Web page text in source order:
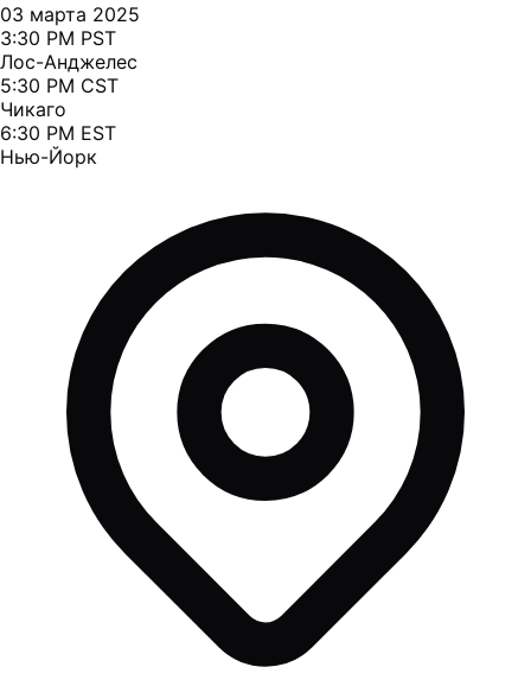
03 марта 2025
3:30 PM PST
Лос-Анджелес
5:30 PM CST
Чикаго
6:30 PM EST
Нью-Йорк